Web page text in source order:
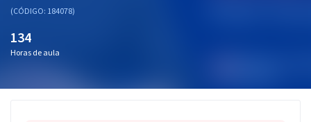
Aprovados
(CÓDIGO: 184078)
134
Horas de aula